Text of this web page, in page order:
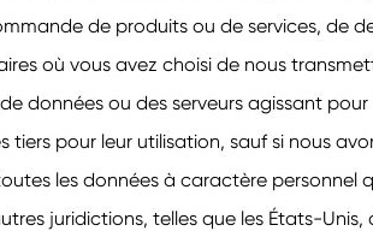
de produits ou de services, de
où vous avez choisi de nous
données ou des serveurs agissant
tiers pour leur utilisation, sauf si nous
les données à caractère personnel
juridictions, telles que les États-